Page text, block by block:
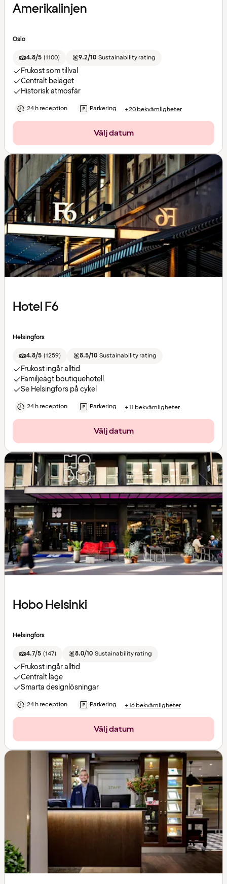
Amerikalinjen
Oslo
4.8/5 (1100) 9.2/10 Sustainability rating
Frukost som tillval
Centralt beläget
Historisk atmosfär
24 h reception Parkering +20 bekvämligheter
Välj datum
Hotel F6
Helsingfors
4.8/5 (1259) 8.5/10 Sustainability rating
Frukost ingår alltid
Familjeägt boutiquehotell
Se Helsingfors på cykel
24 h reception Parkering +11 bekvämligheter
Välj datum
Hobo Helsinki
Helsingfors
4.7/5 (147) 8.0/10 Sustainability rating
Frukost ingår alltid
Centralt läge
Smarta designlösningar
24 h reception Parkering +16 bekvämligheter
Välj datum